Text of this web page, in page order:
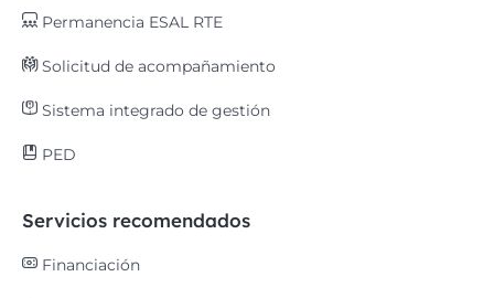
Permanencia ESAL RTE
Solicitud de acompañamiento
Sistema integrado de gestión
PED
Servicios recomendados
Financiación